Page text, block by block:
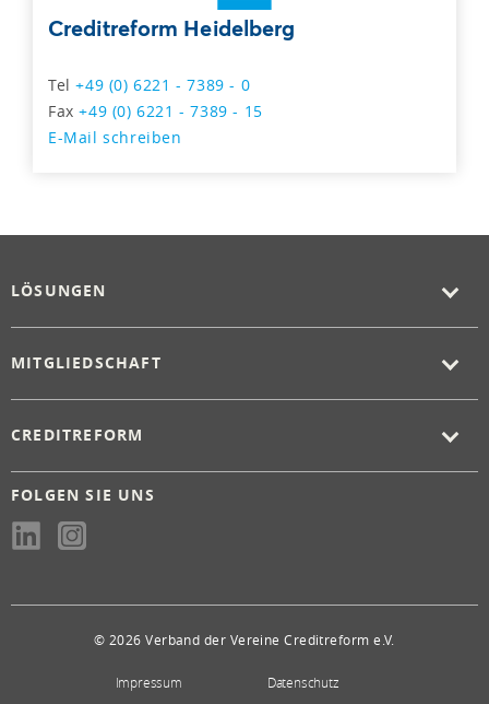
Creditreform Heidelberg
Tel+49 (0) 6221 - 7389 - 0
Fax+49 (0) 6221 - 7389 - 15
E-Mail schreiben
LÖSUNGEN
MITGLIEDSCHAFT
CREDITREFORM
FOLGEN SIE UNS
© 2026 Verband der Vereine Creditreform e.V.
Impressum Datenschutz